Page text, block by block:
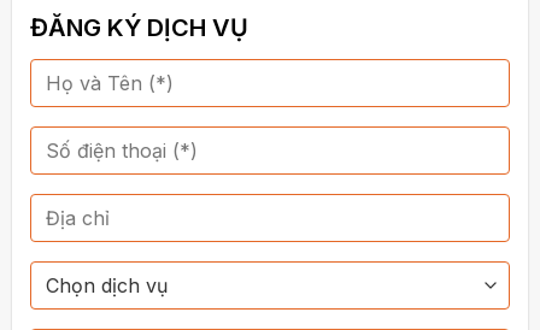
ĐĂNG KÝ DỊCH VỤ